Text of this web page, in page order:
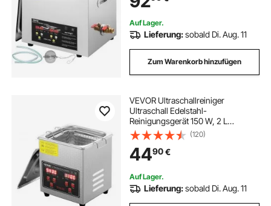
Auf Lager.
Lieferung:sobald Di. Aug. 11
Zum Warenkorb hinzufügen
VEVOR Ultraschallreiniger
Ultraschall Edelstahl-
Reinigungsgerät 150 W, 2 L
Ultraschallreinigungsgerät mit
digitaler Anzeige 0-30 Min,
Reinigung Ultraschall für Schmuck,
Brillen, Uhren usw.
(120)
4490€
Auf Lager.
Lieferung:sobald Di. Aug. 11